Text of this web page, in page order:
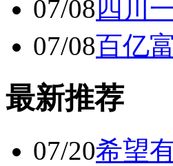
07/08 四川
07/08百亿
最新推荐
07/20希望